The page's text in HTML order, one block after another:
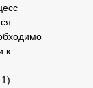
к